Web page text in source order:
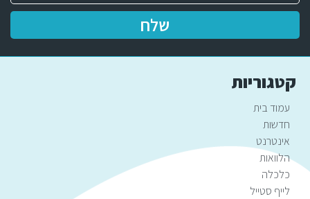
שלח
קטגוריות
עמוד בית
חדשות
אינטרנט
הלוואות
כלכלה
לייף סטייל